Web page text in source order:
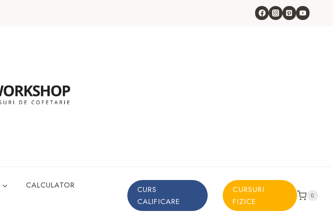
CALCULATOR
CURS
CALIFICARE
CURSURI
FIZICE
0